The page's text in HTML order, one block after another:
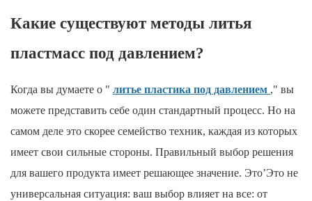
Какие существуют методы литья
пластмасс под давлением?
Когда вы думаете о " литье пластика под давлением ," вы
можете представить себе один стандартный процесс. Но на
самом деле это скорее семейство техник, каждая из которых
имеет свои сильные стороны. Правильный выбор решения
для вашего продукта имеет решающее значение. Это’Это не
универсальная ситуация: ваш выбор влияет на все: от